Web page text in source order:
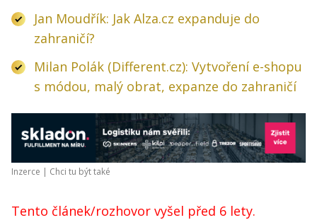
Jan Moudřík: Jak Alza.cz expanduje do
zahraničí?
Milan Polák (Different.cz): Vytvoření e-shopu
s módou, malý obrat, expanze do zahraničí
Inzerce | Chci tu být také
Tento článek/rozhovor vyšel před 6 lety.